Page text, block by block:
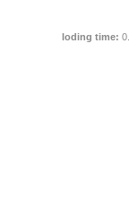
loding time: